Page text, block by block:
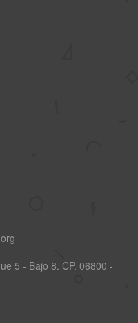
5 - Bajo 8. CP. 06800 -